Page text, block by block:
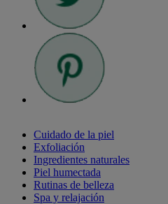
Cuidado de la piel
Exfoliación
Ingredientes naturales
Piel humectada
Rutinas de belleza
Spa y relajación